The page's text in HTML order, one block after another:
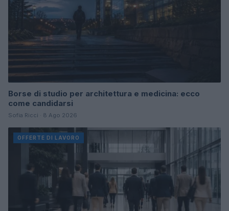
Borse di studio per architettura e medicina: ecco
come candidarsi
Sofia Ricci · 8 Ago 2026
OFFERTE DI LAVORO